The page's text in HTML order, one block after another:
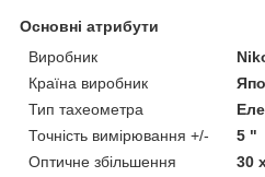
Основні атрибути
Виробник
Країна виробник
Тип тахеометра
Точність вимірювання +/-
5 "
Оптичне збільшення
30